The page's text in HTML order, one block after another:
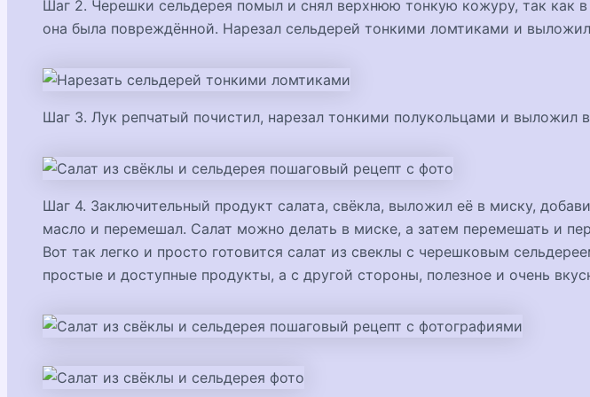
Шаг 2. Черешки сельдерея помыл и снял верхнюю тонкую кожуру, так как
она была повреждённой. Нарезал сельдерей тонкими ломтиками и выложил
Шаг 3. Лук репчатый почистил, нарезал тонкими полукольцами и выложил
Шаг 4. Заключительный продукт салата, свёкла, выложил её в миску,
масло и перемешал. Салат можно делать в миске, а затем перемешать и
Вот так легко и просто готовится салат из свеклы с черешковым
простые и доступные продукты, а с другой стороны, полезное и очень